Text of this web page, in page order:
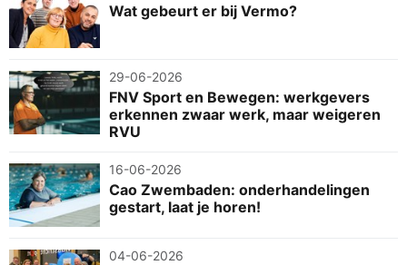
Wat gebeurt er bij Vermo?
29-06-2026
FNV Sport en Bewegen: werkgevers
erkennen zwaar werk, maar weigeren
RVU
16-06-2026
Cao Zwembaden: onderhandelingen
gestart, laat je horen!
04-06-2026